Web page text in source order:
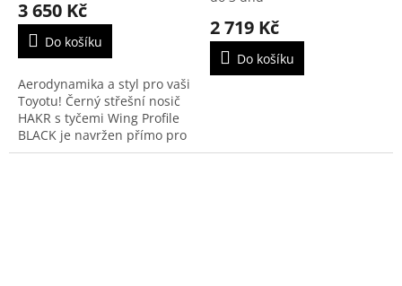
3 650 Kč
Do košíku
Aerodynamika a styl pro vaši
Toyotu! Černý střešní nosič
HAKR s tyčemi Wing Profile
BLACK je navržen přímo pro
Toyota Proace City s
2 719 Kč
Do košíku